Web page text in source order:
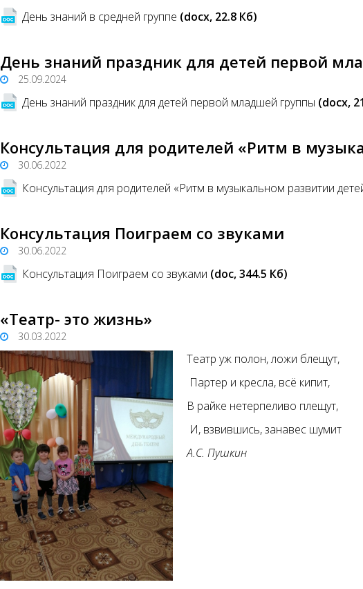
День знаний в средней группе (docx, 22.8 Кб)
День знаний праздник для детей первой
25.09.2024
День знаний праздник для детей первой младшей группы (docx,
Консультация для родителей «Ритм в
30.06.2022
Консультация для родителей «Ритм в музыкальном развитии
Консультация Поиграем со звуками
30.06.2022
Консультация Поиграем со звуками (doc, 344.5 Кб)
«Театр- это жизнь»
30.03.2022
Театр уж полон, ложи блещут,
Партер и кресла, всё кипит,
В райке нетерпеливо плещут,
И, взвившись, занавес шумит
А.С. Пушкин